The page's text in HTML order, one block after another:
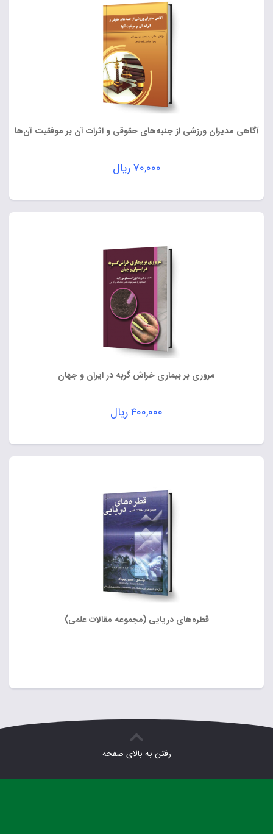
آگاهی مدیران ورزشی از جنبه‌های حقوقی و اثرات آن بر موفقیت آن‌ها
۷۰,۰۰۰ریال
مروری بر بیماری خراش گربه در ایران و جهان
۴۰۰,۰۰۰ریال
قطره‌های دریایی (مجموعه مقالات علمی)
رفتن به بالای صفحه